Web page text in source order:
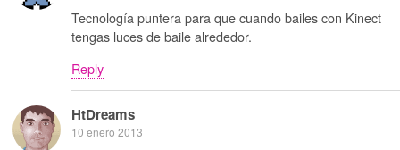
Tecnología puntera para que cuando bailes con Kinect
tengas luces de baile alrededor.
Reply
HtDreams
10 enero 2013